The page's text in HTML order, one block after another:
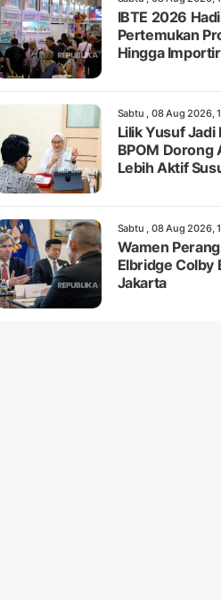
IBTE 2026
Pertemukan
Hingga Importir
Sabtu , 08 Aug 2026,
Lilik Yusuf Jadi
BPOM Dorong
Lebih Aktif
Sabtu , 08 Aug 2026,
Wamen
Elbridge Colby
Jakarta